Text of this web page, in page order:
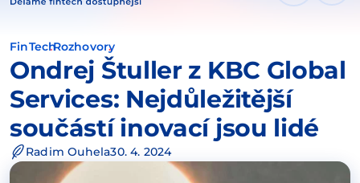
FinTechRozhovory
Ondrej Štuller z KBC Global
Services: Nejdůležitější
součástí inovací jsou lidé
Radim Ouhela30. 4. 2024